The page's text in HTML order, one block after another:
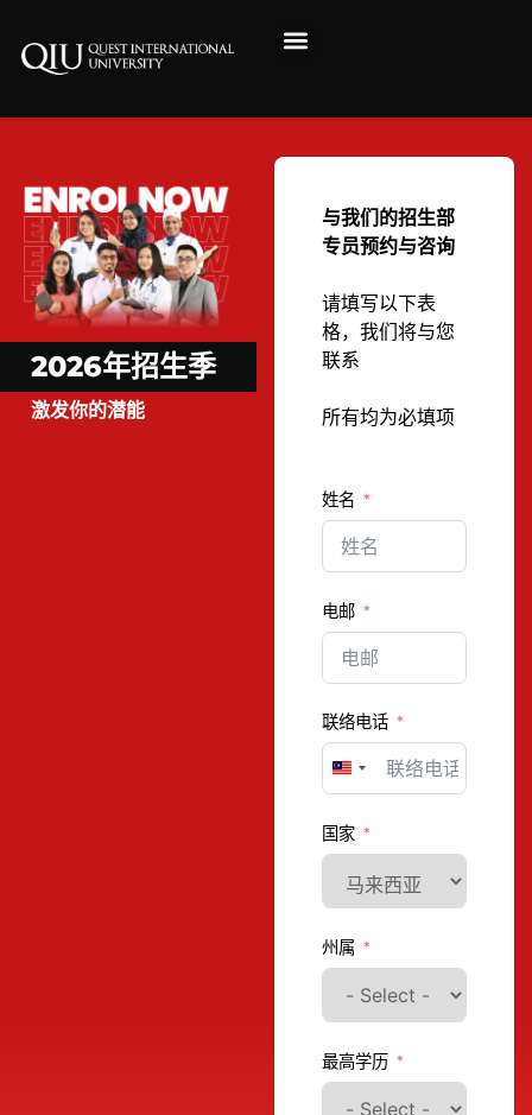
2026年招生季
激发你的潜能
与我们的招生部
专员预约与咨询
请填写以下表
格，我们将与您
联系
所有均为必填项
姓名
电邮
联络电话
Malaysia +60
国家
州属
最高学历